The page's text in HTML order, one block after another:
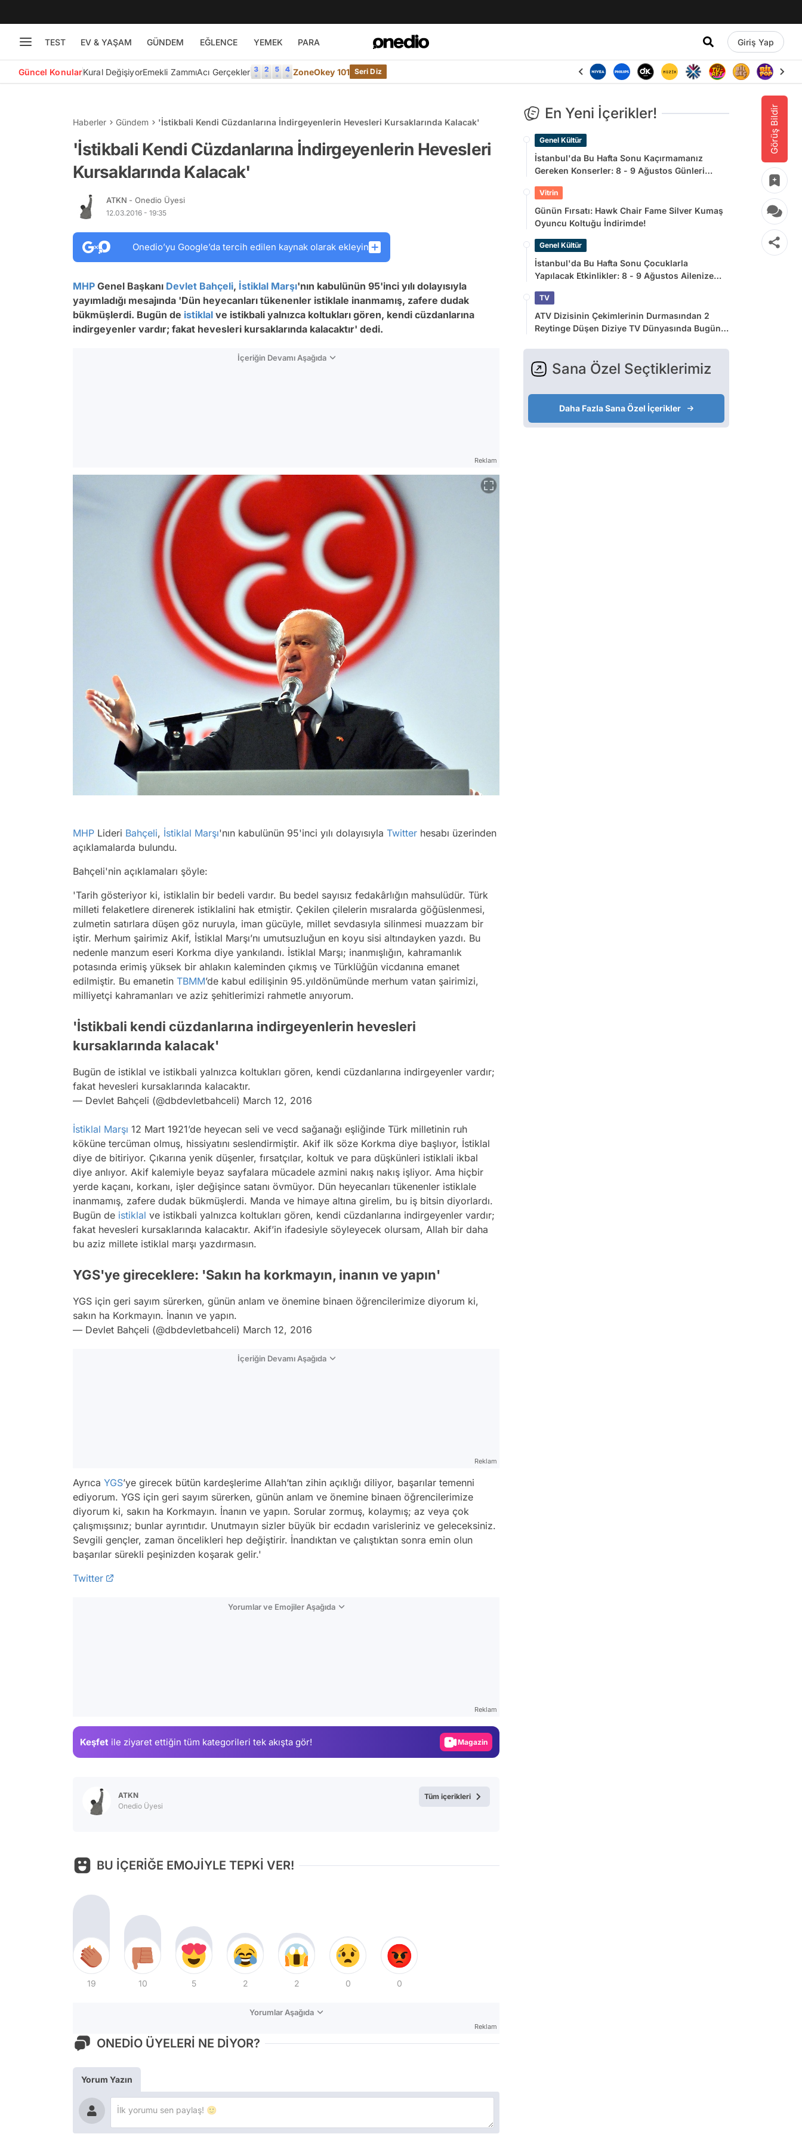
TEST EV & YAŞAM GÜNDEM EĞLENCE YEMEK PARA Giriş Yap
Güncel KonularKural DeğişiyorEmekli ZammıAcı Gerçekler ZoneOkey 101 Seri Diz
Görüş Bildir
Haberler Gündem 'İstikbali Kendi Cüzdanlarına İndirgeyenlerin Hevesleri Kursaklarında Kalacak'
'İstikbali Kendi Cüzdanlarına İndirgeyenlerin Hevesleri
Kursaklarında Kalacak'
ATKN - Onedio Üyesi
12.03.2016 - 19:35
Onedio’yu Google’da tercih edilen kaynak olarak ekleyin
MHP Genel Başkanı Devlet Bahçeli, İstiklal Marşı'nın kabulünün 95'inci yılı dolayısıyla
yayımladığı mesajında 'Dün heyecanları tükenenler istiklale inanmamış, zafere dudak
bükmüşlerdi. Bugün de istiklal ve istikbali yalnızca koltukları gören, kendi cüzdanlarına
indirgeyenler vardır; fakat hevesleri kursaklarında kalacaktır' dedi.
İçeriğin Devamı Aşağıda
Reklam
MHP Lideri Bahçeli, İstiklal Marşı'nın kabulünün 95'inci yılı dolayısıyla Twitter hesabı üzerinden
açıklamalarda bulundu.
Bahçeli'nin açıklamaları şöyle:
'Tarih gösteriyor ki, istiklalin bir bedeli vardır. Bu bedel sayısız fedakârlığın mahsulüdür. Türk
milleti felaketlere direnerek istiklalini hak etmiştir. Çekilen çilelerin mısralarda göğüslenmesi,
zulmetin satırlara düşen göz nuruyla, iman gücüyle, millet sevdasıyla silinmesi muazzam bir
iştir. Merhum şairimiz Akif, İstiklal Marşı’nı umutsuzluğun en koyu sisi altındayken yazdı. Bu
nedenle manzum eseri Korkma diye yankılandı. İstiklal Marşı; inanmışlığın, kahramanlık
potasında erimiş yüksek bir ahlakın kaleminden çıkmış ve Türklüğün vicdanına emanet
edilmiştir. Bu emanetin TBMM’de kabul edilişinin 95.yıldönümünde merhum vatan şairimizi,
milliyetçi kahramanları ve aziz şehitlerimizi rahmetle anıyorum.
'İstikbali kendi cüzdanlarına indirgeyenlerin hevesleri
kursaklarında kalacak'
Bugün de istiklal ve istikbali yalnızca koltukları gören, kendi cüzdanlarına indirgeyenler vardır;
fakat hevesleri kursaklarında kalacaktır.
— Devlet Bahçeli (@dbdevletbahceli) March 12, 2016
İstiklal Marşı 12 Mart 1921’de heyecan seli ve vecd sağanağı eşliğinde Türk milletinin ruh
köküne tercüman olmuş, hissiyatını seslendirmiştir. Akif ilk söze Korkma diye başlıyor, İstiklal
diye de bitiriyor. Çıkarına yenik düşenler, fırsatçılar, koltuk ve para düşkünleri istiklali ikbal
diye anlıyor. Akif kalemiyle beyaz sayfalara mücadele azmini nakış nakış işliyor. Ama hiçbir
yerde kaçanı, korkanı, işler değişince satanı övmüyor. Dün heyecanları tükenenler istiklale
inanmamış, zafere dudak bükmüşlerdi. Manda ve himaye altına girelim, bu iş bitsin diyorlardı.
Bugün de istiklal ve istikbali yalnızca koltukları gören, kendi cüzdanlarına indirgeyenler vardır;
fakat hevesleri kursaklarında kalacaktır. Akif’in ifadesiyle söyleyecek olursam, Allah bir daha
bu aziz millete istiklal marşı yazdırmasın.
YGS'ye gireceklere: 'Sakın ha korkmayın, inanın ve yapın'
YGS için geri sayım sürerken, günün anlam ve önemine binaen öğrencilerimize diyorum ki,
sakın ha Korkmayın. İnanın ve yapın.
— Devlet Bahçeli (@dbdevletbahceli) March 12, 2016
İçeriğin Devamı Aşağıda
Reklam
Ayrıca YGS’ye girecek bütün kardeşlerime Allah’tan zihin açıklığı diliyor, başarılar temenni
ediyorum. YGS için geri sayım sürerken, günün anlam ve önemine binaen öğrencilerimize
diyorum ki, sakın ha Korkmayın. İnanın ve yapın. Sorular zormuş, kolaymış; az veya çok
çalışmışsınız; bunlar ayrıntıdır. Unutmayın sizler büyük bir ecdadın varisleriniz ve geleceksiniz.
Sevgili gençler, zaman öncelikleri hep değiştirir. İnandıktan ve çalıştıktan sonra emin olun
başarılar sürekli peşinizden koşarak gelir.'
Twitter
Yorumlar ve Emojiler Aşağıda
Reklam
Keşfet ile ziyaret ettiğin tüm kategorileri tek akışta gör! Video
ATKN
Onedio Üyesi
Tüm içerikleri
BU İÇERİĞE EMOJİYLE TEPKİ VER!
19 10 5 2 2 0 0
Yorumlar Aşağıda
Reklam
ONEDİO ÜYELERİ NE DİYOR?
Yorum Yazın
En Yeni İçerikler!
Genel Kültür
İstanbul'da Bu Hafta Sonu Kaçırmamanız
Gereken Konserler: 8 - 9 Ağustos Günleri
Vitrin
Günün Fırsatı: Hawk Chair Fame Silver Kumaş
Oyuncu Koltuğu İndirimde!
Genel Kültür
İstanbul'da Bu Hafta Sonu Çocuklarla
Yapılacak Etkinlikler: 8 - 9 Ağustos Ailenize
TV
ATV Dizisinin Çekimlerinin Durmasından 2
Reytinge Düşen Diziye TV Dünyasında Bugün
Sana Özel Seçtiklerimiz
Daha Fazla Sana Özel İçerikler